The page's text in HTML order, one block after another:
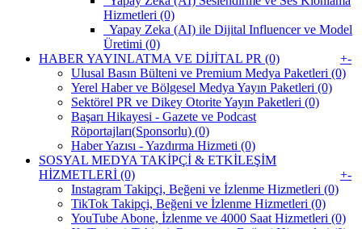
Hizmetleri (0)
Yapay Zeka (AI) ile Dijital Influencer ve Model
Üretimi (0)
HABER YAYINLATMA VE DİJİTAL PR (0)
+-
Ulusal Basın Bülteni ve Premium Medya Paketleri (0)
Yerel Haber ve Bölgesel Medya Yayın Paketleri (0)
Sektörel PR ve Dikey Otorite Yayın Paketleri (0)
Başarı Hikayesi - Gazete ve Podcast
Röportajları(Sponsorlu) (0)
Haber Yazısı - Yazdırma Hizmeti (0)
SOSYAL MEDYA TAKİPÇİ & ETKİLEŞİM
HİZMETLERİ (0)
+-
Instagram Takipçi, Beğeni ve İzlenme Hizmetleri (0)
TikTok Takipçi, Beğeni ve İzlenme Hizmetleri (0)
YouTube Abone, İzlenme ve 4000 Saat Hizmetleri (0)